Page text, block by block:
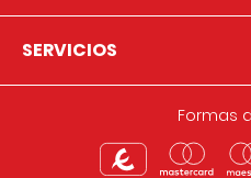
SERVICIOS
Formas